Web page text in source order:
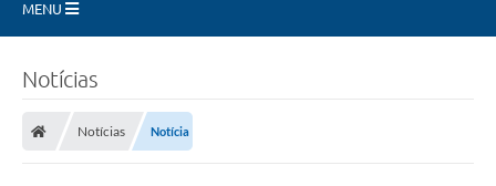
MENU
Carta de Serviços
Notícias
Notícias Notícia